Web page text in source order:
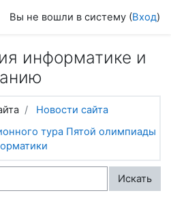
Вы не вошли в систему (Вход)
информатике и
Новости сайта
тура Пятой олимпиады
Искать